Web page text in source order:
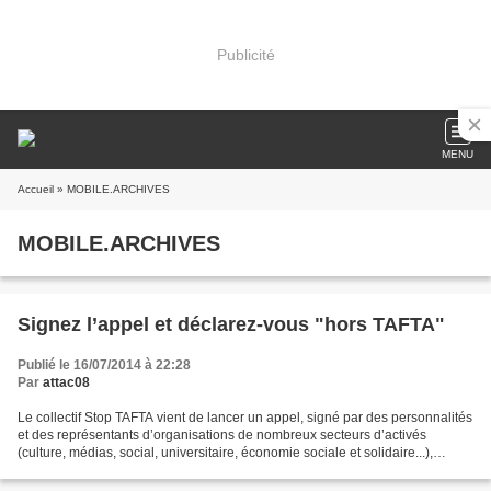
Publicité
MENU
Accueil » MOBILE.ARCHIVES
MOBILE.ARCHIVES
Signez l’appel et déclarez-vous "hors TAFTA"
Publié le 16/07/2014 à 22:28
Par attac08
Le collectif Stop TAFTA vient de lancer un appel, signé par des personnalités
et des représentants d’organisations de nombreux secteurs d’activés
(culture, médias, social, universitaire, économie sociale et solidaire...),